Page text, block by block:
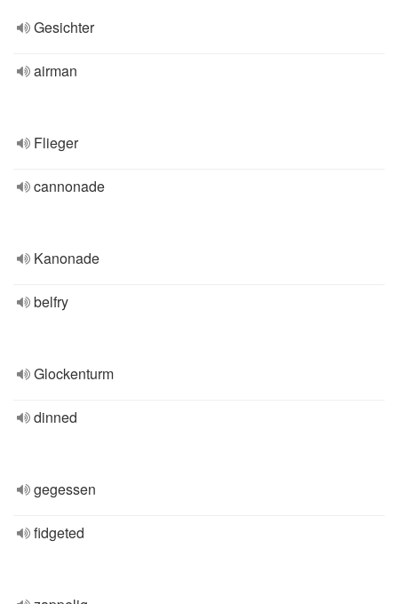
Gesichter
airman
Flieger
cannonade
Kanonade
belfry
Glockenturm
dinned
gegessen
fidgeted